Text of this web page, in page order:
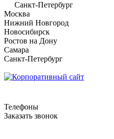
Санкт-Петербург
Москва
Нижний Новгород
Новосибирск
Ростов на Дону
Самара
Санкт-Петербург
Телефоны
Заказать звонок